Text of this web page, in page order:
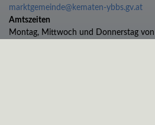
marktgemeinde@kematen-ybbs.gv.at
Amtszeiten
Montag, Mittwoch und Donnerstag